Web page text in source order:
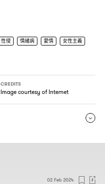
性侵 情緒病 愛情 女性主義
CREDITS
Image courtesy of Internet
02 Feb 2024